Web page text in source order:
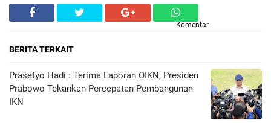
Komentar
BERITA TERKAIT
Prasetyo Hadi : Terima Laporan OIKN, Presiden
Prabowo Tekankan Percepatan Pembangunan
IKN